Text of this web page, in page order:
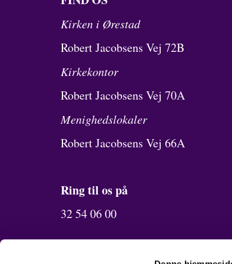
Kirken i Ørestad
Robert Jacobsens Vej 72B
Kirkekontor
Robert Jacobsens Vej 70A
Menighedslokaler
Robert Jacobsens Vej 66A
Ring til os på
32 54 06 00